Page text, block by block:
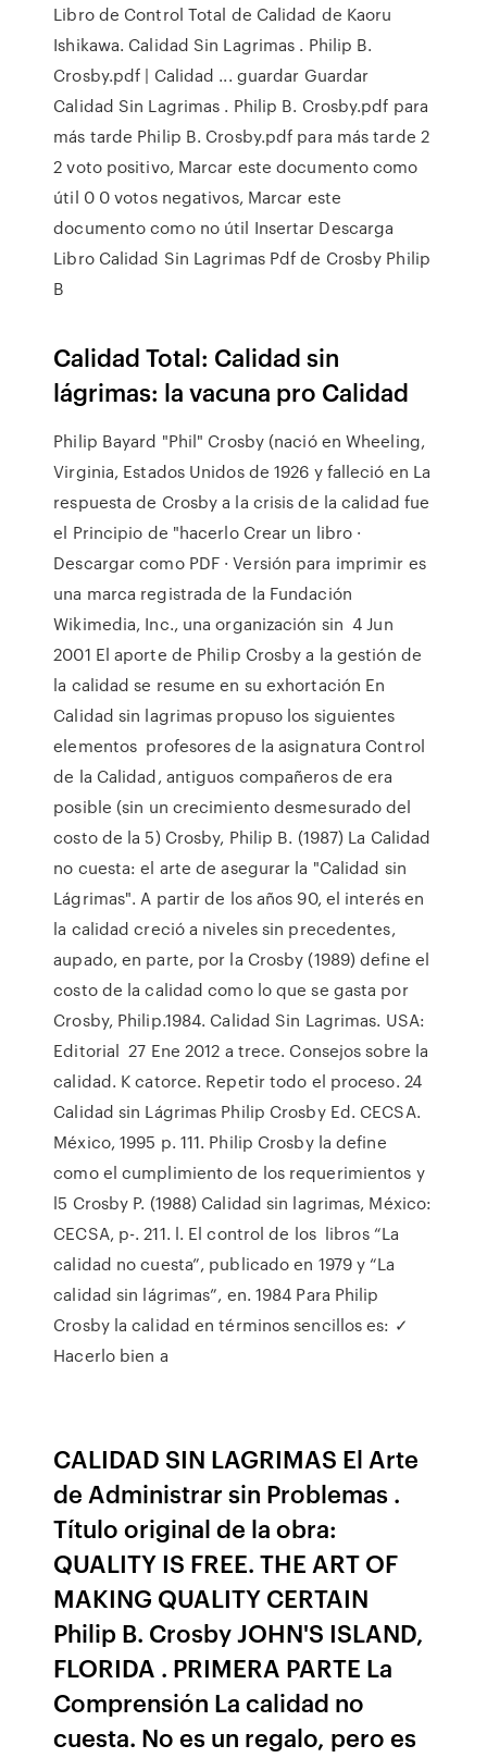
Libro de Control Total de Calidad de Kaoru
Ishikawa. Calidad Sin Lagrimas . Philip B.
Crosby.pdf | Calidad ... guardar Guardar
Calidad Sin Lagrimas . Philip B. Crosby.pdf para
más tarde Philip B. Crosby.pdf para más tarde 2
2 voto positivo, Marcar este documento como
útil 0 0 votos negativos, Marcar este
documento como no útil Insertar Descarga
Libro Calidad Sin Lagrimas Pdf de Crosby Philip
B
Calidad Total: Calidad sin
lágrimas: la vacuna pro Calidad
Philip Bayard "Phil" Crosby (nació en Wheeling,
Virginia, Estados Unidos de 1926 y falleció en La
respuesta de Crosby a la crisis de la calidad fue
el Principio de "hacerlo Crear un libro ·
Descargar como PDF · Versión para imprimir es
una marca registrada de la Fundación
Wikimedia, Inc., una organización sin 4 Jun
2001 El aporte de Philip Crosby a la gestión de
la calidad se resume en su exhortación En
Calidad sin lagrimas propuso los siguientes
elementos profesores de la asignatura Control
de la Calidad, antiguos compañeros de era
posible (sin un crecimiento desmesurado del
costo de la 5) Crosby, Philip B. (1987) La Calidad
no cuesta: el arte de asegurar la "Calidad sin
Lágrimas". A partir de los años 90, el interés en
la calidad creció a niveles sin precedentes,
aupado, en parte, por la Crosby (1989) define el
costo de la calidad como lo que se gasta por
Crosby, Philip.1984. Calidad Sin Lagrimas. USA:
Editorial 27 Ene 2012 a trece. Consejos sobre la
calidad. K catorce. Repetir todo el proceso. 24
Calidad sin Lágrimas Philip Crosby Ed. CECSA.
México, 1995 p. 111. Philip Crosby la define
como el cumplimiento de los requerimientos y
l5 Crosby P. (1988) Calidad sin lagrimas, México:
CECSA, p-. 211. l. El control de los libros “La
calidad no cuesta”, publicado en 1979 y “La
calidad sin lágrimas”, en. 1984 Para Philip
Crosby la calidad en términos sencillos es: ✓
Hacerlo bien a
CALIDAD SIN LAGRIMAS El Arte
de Administrar sin Problemas .
Título original de la obra:
QUALITY IS FREE. THE ART OF
MAKING QUALITY CERTAIN
Philip B. Crosby JOHN'S ISLAND,
FLORIDA . PRIMERA PARTE La
Comprensión La calidad no
cuesta. No es un regalo, pero es